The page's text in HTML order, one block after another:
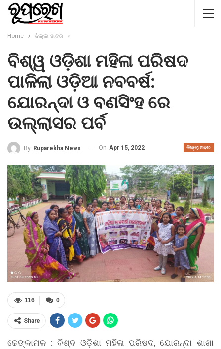
Home ଜିଲ୍ଲା ଖବର
ବିଶ୍ୱ ଓଡ଼ିଶା ମହିଳା ପରିଷଦ
ପାଳିଲା ଓଡ଼ିଆ ନବବର୍ଷ:
ଯୋରନ୍ଦା ଓ ବଣସିଂହ ରେ
ଉଲ୍ଲାସର ପର୍ବ
ଜିଲ୍ଲା ଖବର
By Ruparekha News On Apr 15, 2022
0
116
Share
ଢେଙ୍କାନାଳ : ବିଶ୍ବ ଓଡ଼ିଶା ମହିଳା ପରିଷଦ, ଯୋରନ୍ଦା ଶାଖା